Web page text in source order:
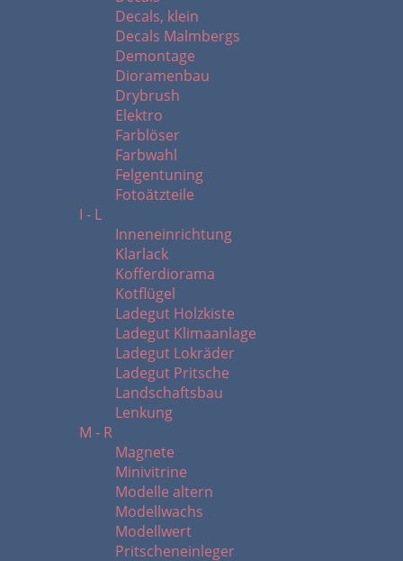
Decals, klein
Decals Malmbergs
Demontage
Dioramenbau
Drybrush
Elektro
Farblöser
Farbwahl
Felgentuning
Fotoätzteile
I - L
Inneneinrichtung
Klarlack
Kofferdiorama
Kotflügel
Ladegut Holzkiste
Ladegut Klimaanlage
Ladegut Lokräder
Ladegut Pritsche
Landschaftsbau
Lenkung
M - R
Magnete
Minivitrine
Modelle altern
Modellwachs
Modellwert
Pritscheneinleger